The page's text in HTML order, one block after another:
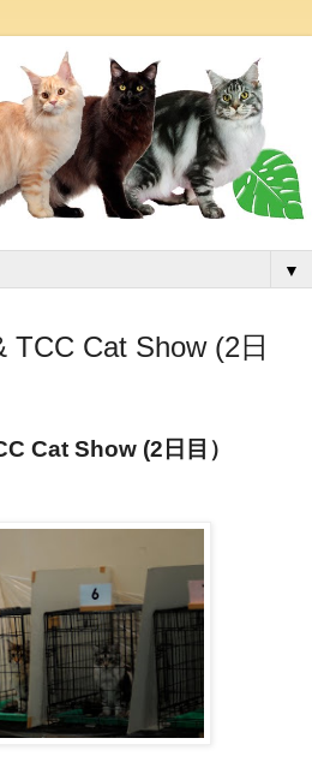
▼
TCC Cat Show (2日
Cat Show (2日目）